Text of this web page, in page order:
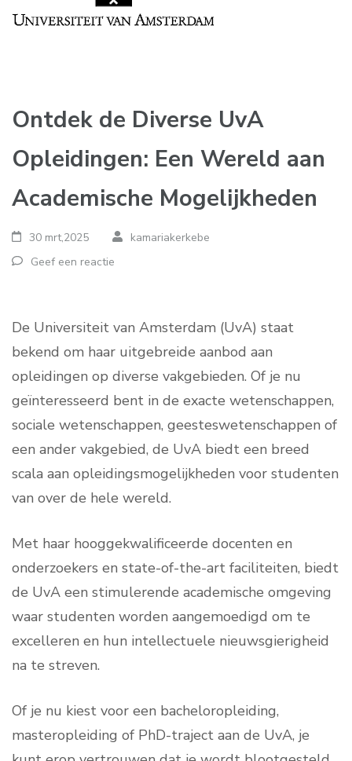
Ontdek de Diverse UvA
Opleidingen: Een Wereld aan
Academische Mogelijkheden
30 mrt,2025
kamariakerkebe
Geef een reactie
De Universiteit van Amsterdam (UvA) staat
bekend om haar uitgebreide aanbod aan
opleidingen op diverse vakgebieden. Of je nu
geïnteresseerd bent in de exacte wetenschappen,
sociale wetenschappen, geesteswetenschappen of
een ander vakgebied, de UvA biedt een breed
scala aan opleidingsmogelijkheden voor studenten
van over de hele wereld.
Met haar hooggekwalificeerde docenten en
onderzoekers en state-of-the-art faciliteiten, biedt
de UvA een stimulerende academische omgeving
waar studenten worden aangemoedigd om te
excelleren en hun intellectuele nieuwsgierigheid
na te streven.
Of je nu kiest voor een bacheloropleiding,
masteropleiding of PhD-traject aan de UvA, je